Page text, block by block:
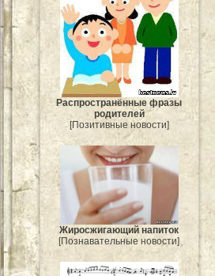
Распространённые фразы
родителей
[Позитивные новости]
Жиросжигающий напиток
[Познавательные новости]